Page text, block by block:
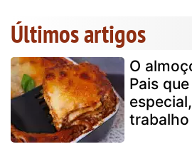
Últimos artigos
O
Pais
trabalho